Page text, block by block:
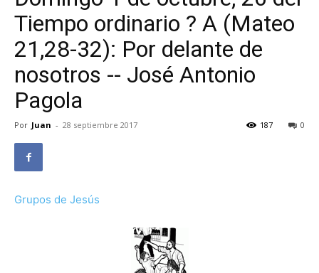
Tiempo ordinario ? A (Mateo
21,28-32): Por delante de
nosotros -- José Antonio
Pagola
Por Juan - 28 septiembre 2017 0
187
Grupos de Jesús